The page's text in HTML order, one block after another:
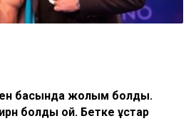
басында жолым болды.
болды ғой. Бетке ұстар